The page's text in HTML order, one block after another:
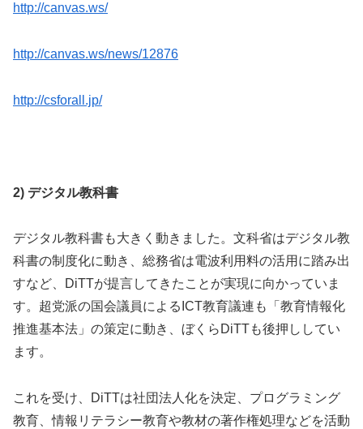
http://canvas.ws/
http://canvas.ws/news/12876
http://csforall.jp/
2) デジタル教科書
デジタル教科書も大きく動きました。文科省はデジタル教
科書の制度化に動き、総務省は電波利用料の活用に踏み出
すなど、DiTTが提言してきたことが実現に向かっていま
す。超党派の国会議員によるICT教育議連も「教育情報化
推進基本法」の策定に動き、ぼくらDiTTも後押ししてい
ます。
これを受け、DiTTは社団法人化を決定、プログラミング
教育、情報リテラシー教育や教材の著作権処理などを活動